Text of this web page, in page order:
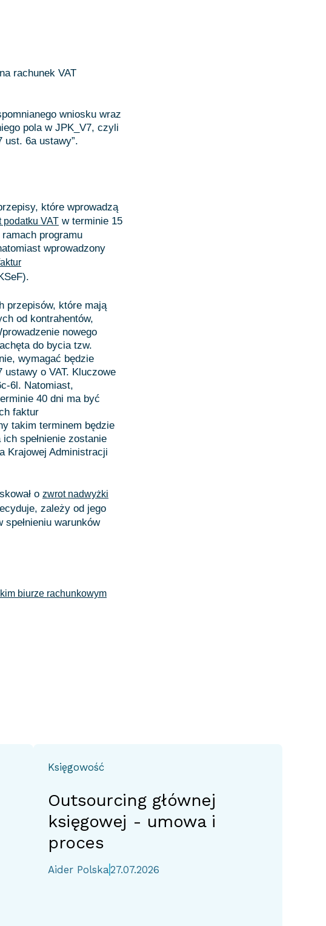
rachunek VAT
wniosku wraz
pola w JPK_V7, czyli
ust. 6a ustawy”.
które wprowadzą
podatku VAT w terminie 15
programu
wprowadzony
przepisów, które mają
od kontrahentów,
nowego
do bycia tzw.
wymagać będzie
ustawy o VAT. Kluczowe
6l. Natomiast,
40 dni ma być
faktur
takim terminem będzie
spełnienie zostanie
Krajowej Administracji
o zwrot nadwyżki
zależy od jego
warunków
biurze rachunkowym
Księgowość
Outsourcing głównej
księgowej - umowa i
proces
Aider Polska27.07.2026